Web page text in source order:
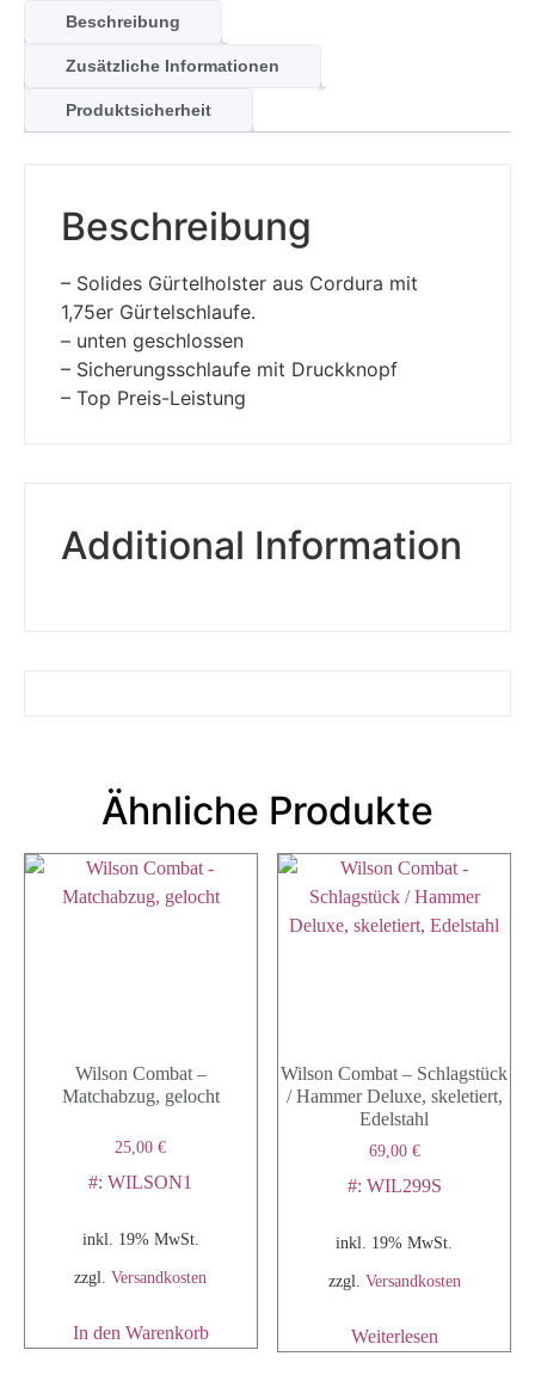
Beschreibung
Zusätzliche Informationen
Produktsicherheit
Beschreibung
– Solides Gürtelholster aus Cordura mit
1,75er Gürtelschlaufe.
– unten geschlossen
– Sicherungsschlaufe mit Druckknopf
– Top Preis-Leistung
Additional Information
Ähnliche Produkte
Wilson Combat –
Matchabzug, gelocht
25,00€
#: WILSON1
inkl. 19% MwSt.
zzgl.Versandkosten
In den Warenkorb
Wilson Combat – Schlagstück
/ Hammer Deluxe, skeletiert,
Edelstahl
69,00 €
#: WIL299S
inkl. 19% MwSt.
zzgl. Versandkosten
Weiterlesen